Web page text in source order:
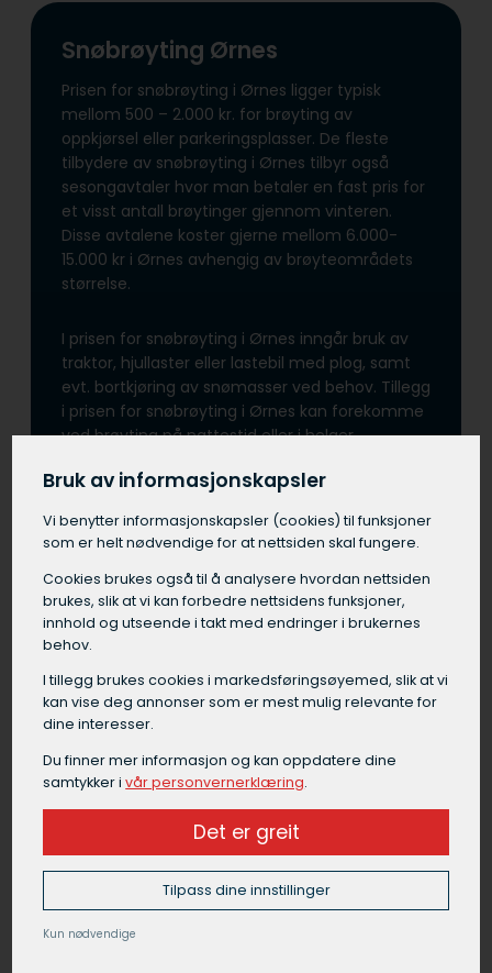
Snøbrøyting Ørnes
Prisen for snøbrøyting i Ørnes ligger typisk
mellom 500 – 2.000 kr. for brøyting av
oppkjørsel eller parkeringsplasser. De fleste
tilbydere av snøbrøyting i Ørnes tilbyr også
sesongavtaler hvor man betaler en fast pris for
et visst antall brøytinger gjennom vinteren.
Disse avtalene koster gjerne mellom 6.000-
15.000 kr i Ørnes avhengig av brøyteområdets
størrelse.
I prisen for snøbrøyting i Ørnes inngår bruk av
traktor, hjullaster eller lastebil med plog, samt
evt. bortkjøring av snømasser ved behov. Tillegg
i prisen for snøbrøyting i Ørnes kan forekomme
ved brøyting på nattestid eller i helger.
Grunnarbeid Ørnes
Grunnarbeid i Ørnes er en samlebetegnelse på
alt arbeid som må gjøres på tomten før selve
byggingen kan starte. Grunnarbeid i Ørnes
omfatter blant annet forundersøkelser av
grunnen, graving av byggegrop, drenering rundt
fundament, isolering under gulv,
komprimering av masser.
Et godt grunnarbeid i Ørnes legger et viktig
fundament for byggets stabilitet og funksjon,
og bør alltid utføres av en erfaren
maskinentreprenør.
Bruk av informasjonskapsler
Vi benytter informasjons­kapsler (cookies) til funksjoner
som er helt nødvendige for at nettsiden skal fungere.
Cookies brukes også til å analysere hvordan nettsiden
brukes, slik at vi kan forbedre nettsidens funksjoner,
innhold og utseende i takt med endringer i brukernes
behov.
I tillegg brukes cookies i markedsførings­øyemed, slik at vi
kan vise deg annonser som er mest mulig relevante for
dine interesser.
Du finner mer informasjon og kan oppdatere dine
samtykker ivår personvernerklæring.
Det er greit
Tilpass dine innstillinger
Kun nødvendige